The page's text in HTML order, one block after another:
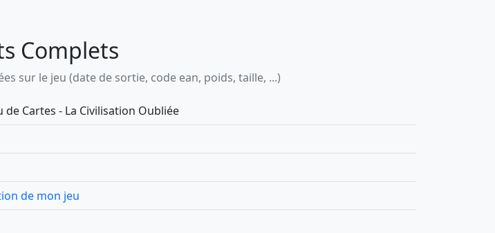
Complets
sur le jeu (date de sortie, code ean, poids, taille, ...)
de Cartes - La Civilisation Oubliée
de mon jeu